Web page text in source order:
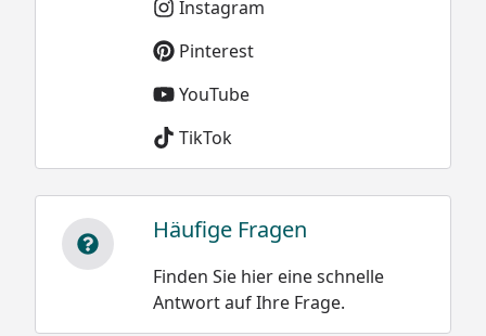
Instagram
Pinterest
YouTube
TikTok
Häufige Fragen
Finden Sie hier eine schnelle
Antwort auf Ihre Frage.